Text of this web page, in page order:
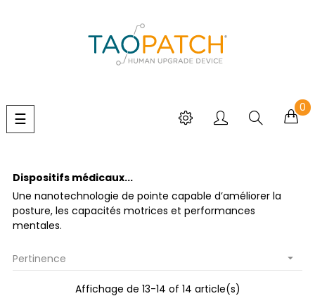
Basculer
la
☰
0
Dispositifs médicaux...
Une nanotechnologie de pointe capable d’améliorer la
posture, les capacités motrices et performances
mentales.
Pertinence 
Affichage de 13-14 of 14 article(s)